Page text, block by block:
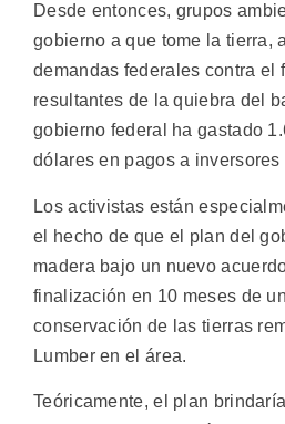
Desde entonces, grupos
gobierno a que tome la tierra,
demandas federales contra el
resultantes de la quiebra del
gobierno federal ha gastado
dólares en pagos a inversores
Los activistas están
el hecho de que el plan del
madera bajo un nuevo
finalización en 10 meses de
conservación de las tierras
Lumber en el área.
Teóricamente, el plan